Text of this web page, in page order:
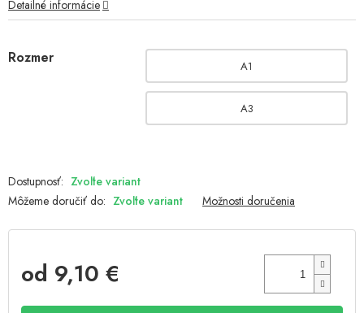
Rozmer A1
A3
Zvoľte variant
Môžeme doručiť do: Zvoľte variant Možnosti doručenia
od 9,10 €
Detailné informácie